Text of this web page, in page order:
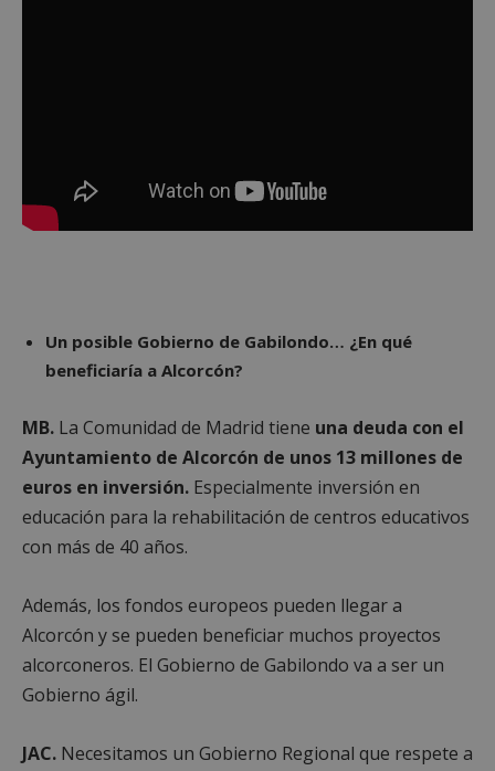
Un posible Gobierno de Gabilondo… ¿En qué
beneficiaría a Alcorcón?
MB. La Comunidad de Madrid tiene una deuda con el
Ayuntamiento de Alcorcón de unos 13 millones de
euros en inversión. Especialmente inversión en
educación para la rehabilitación de centros educativos
con más de 40 años.
Además, los fondos europeos pueden llegar a
Alcorcón y se pueden beneficiar muchos proyectos
alcorconeros. El Gobierno de Gabilondo va a ser un
Gobierno ágil.
JAC. Necesitamos un Gobierno Regional que respete a